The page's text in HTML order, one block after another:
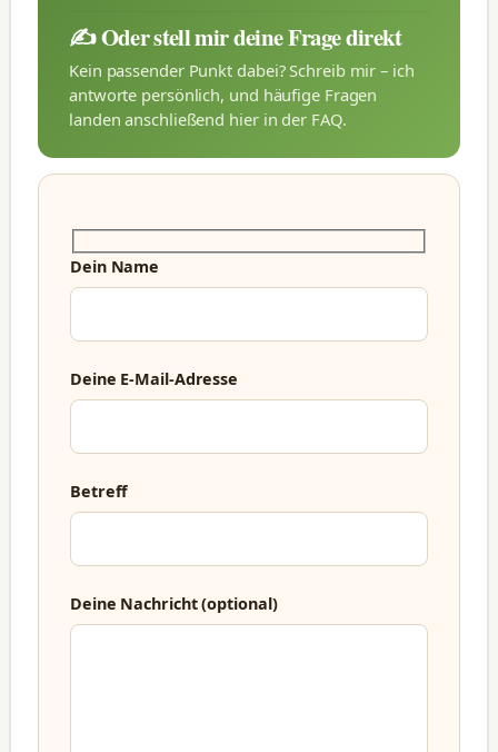
✍️ Oder stell mir deine Frage direkt
Kein passender Punkt dabei? Schreib mir – ich
antworte persönlich, und häufige Fragen
landen anschließend hier in der FAQ.
Dein Name
Deine E-Mail-Adresse
Betreff
Deine Nachricht (optional)